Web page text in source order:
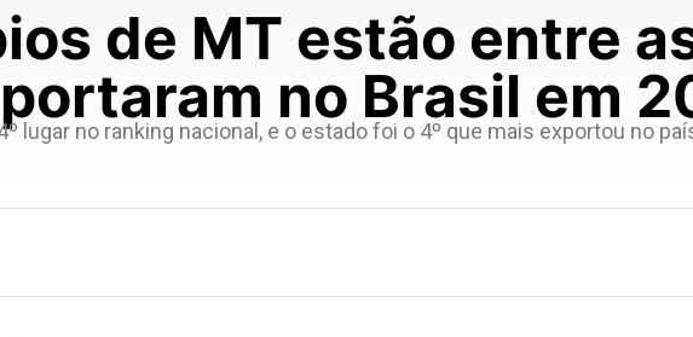
de MT estão entre
no Brasil em
lugar no ranking nacional, e o estado foi o 4º que mais exportou no